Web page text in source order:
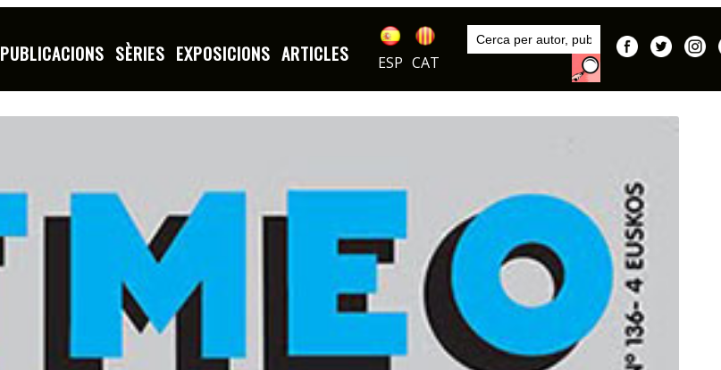
PUBLICACIONS SÈRIES EXPOSICIONS ARTICLES ESP CAT
Publicacions
DIBUIXOS